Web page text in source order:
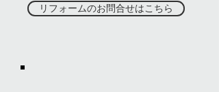
リフォームのお問合せはこちら